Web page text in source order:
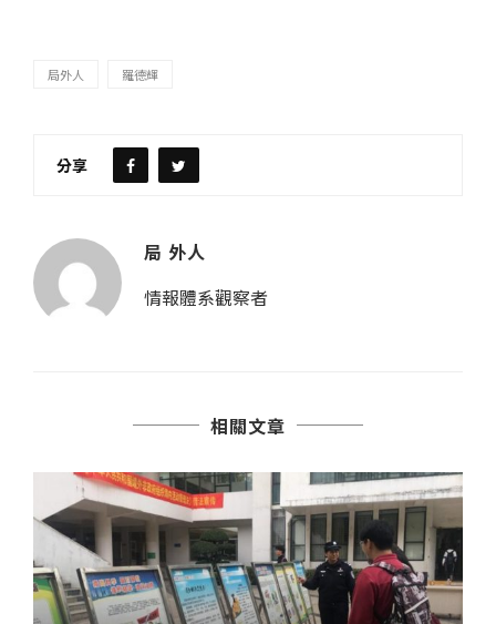
局外人 羅德輝
分享
局 外人
情報體系觀察者
相關文章